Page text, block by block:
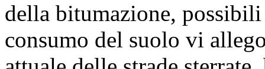
della bitumazione,
consumo del suolo vi